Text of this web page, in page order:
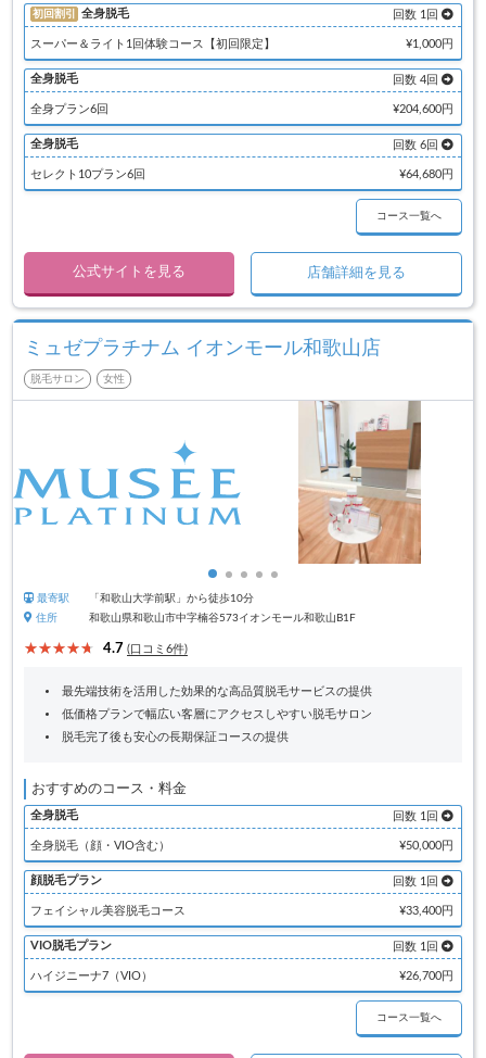
初回割引 全身脱毛 回数 1回
スーパー＆ライト1回体験コース【初回限定】 ¥1,000円
全身脱毛 回数 4回
全身プラン6回 ¥204,600円
全身脱毛 回数 6回
セレクト10プラン6回 ¥64,680円
コース一覧へ
公式サイトを見る 店舗詳細を見る
ミュゼプラチナム イオンモール和歌山店
脱毛サロン 女性
最寄駅
「和歌山大学前駅」から徒歩10分
住所
和歌山県和歌山市中字楠谷573イオンモール和歌山B1F
4.7 (口コミ6件)
最先端技術を活用した効果的な高品質脱毛サービスの提供
低価格プランで幅広い客層にアクセスしやすい脱毛サロン
脱毛完了後も安心の長期保証コースの提供
おすすめのコース・料金
全身脱毛 回数 1回
全身脱毛（顔・VIO含む） ¥50,000円
顔脱毛プラン 回数 1回
フェイシャル美容脱毛コース ¥33,400円
VIO脱毛プラン 回数 1回
ハイジニーナ7（VIO） ¥26,700円
コース一覧へ